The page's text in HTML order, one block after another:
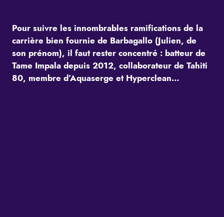
Pour suivre les innombrables ramifications de la
carrière bien fournie de Barbagallo (Julien, de
son prénom), il faut rester concentré : batteur de
Tame Impala depuis 2012, collaborateur de Tahiti
80, membre d’Aquaserge et Hyperclean…